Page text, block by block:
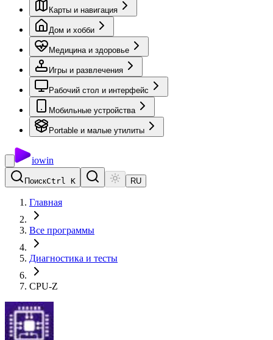
Карты и навигация
Дом и хобби
Медицина и здоровье
Игры и развлечения
Рабочий стол и интерфейс
Мобильные устройства
Portable и малые утилиты
iowin
ПоискCtrl K RU
Главная
Все программы
Диагностика и тесты
CPU-Z